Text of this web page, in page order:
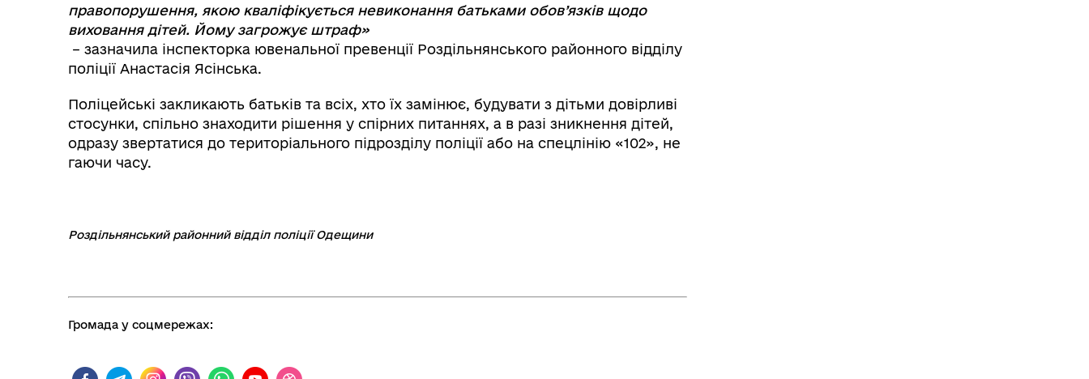
правопорушення, якою кваліфікується невиконання батьками обов’язків щодо
виховання дітей. Йому загрожує штраф»
– зазначила інспекторка ювенальної превенції Роздільнянського районного відділу
поліції Анастасія Ясінська.
Поліцейські закликають батьків та всіх, хто їх замінює, будувати з дітьми довірливі
стосунки, спільно знаходити рішення у спірних питаннях, а в разі зникнення дітей,
одразу звертатися до територіального підрозділу поліції або на спецлінію «102», не
гаючи часу.
Роздільнянський районний відділ поліції Одещини
Громада у соцмережах: